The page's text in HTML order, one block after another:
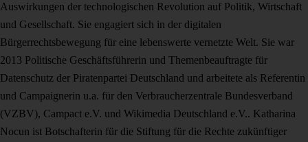
Auswirkungen der technologischen Revolution auf Politik, Wirtschaft
und Gesellschaft. Sie engagiert sich in der digitalen
Bürgerrechtsbewegung für eine lebenswerte vernetzte Welt. Sie war
2013 Politische Geschäftsführerin und Themenbeauftragte für
Datenschutz der Piratenpartei Deutschland und arbeitete als Referentin
und Campaignerin u.a. für den Verbraucherzentrale Bundesverband
(VZBV), Campact e.V. und Wikimedia Deutschland e.V.. Katharina
Nocun ist Botschafterin für die Stiftung für die Rechte zukünftiger